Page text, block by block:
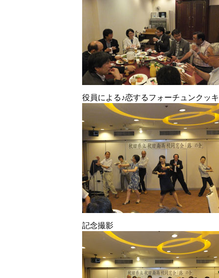
役員による♪恋するフォーチュンクッ
記念撮影